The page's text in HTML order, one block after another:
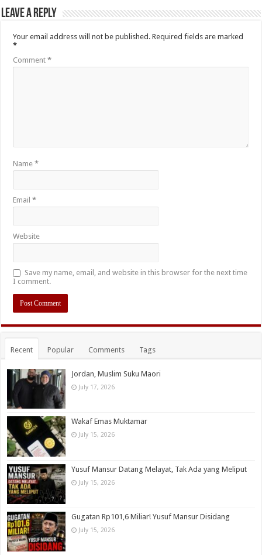
Leave a Reply
Your email address will not be published. Required fields are marked
*
Comment*
Name*
Email*
Website
Save my name, email, and website in this browser for the next time
I comment.
Recent Popular Comments Tags
Jordan, Muslim Suku Maori
July 17, 2026
Wakaf Emas Muktamar
July 15, 2026
Yusuf Mansur Datang Melayat, Tak Ada yang Meliput
July 15, 2026
Gugatan Rp101,6 Miliar! Yusuf Mansur Disidang
July 15, 2026